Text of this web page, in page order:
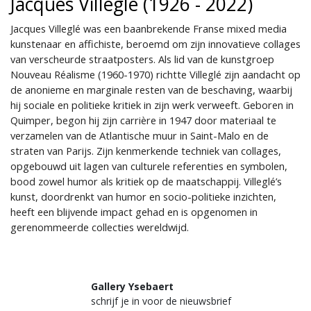
Jacques Villeglé was een baanbrekende Franse mixed media
kunstenaar en affichiste, beroemd om zijn innovatieve collages
van verscheurde straatposters. Als lid van de kunstgroep
Nouveau Réalisme (1960-1970) richtte Villeglé zijn aandacht op
de anonieme en marginale resten van de beschaving, waarbij
hij sociale en politieke kritiek in zijn werk verweeft. Geboren in
Quimper, begon hij zijn carrière in 1947 door materiaal te
verzamelen van de Atlantische muur in Saint-Malo en de
straten van Parijs. Zijn kenmerkende techniek van collages,
opgebouwd uit lagen van culturele referenties en symbolen,
bood zowel humor als kritiek op de maatschappij. Villeglé’s
kunst, doordrenkt van humor en socio-politieke inzichten,
heeft een blijvende impact gehad en is opgenomen in
gerenommeerde collecties wereldwijd.
Gallery Ysebaert
schrijf je in voor de nieuwsbrief